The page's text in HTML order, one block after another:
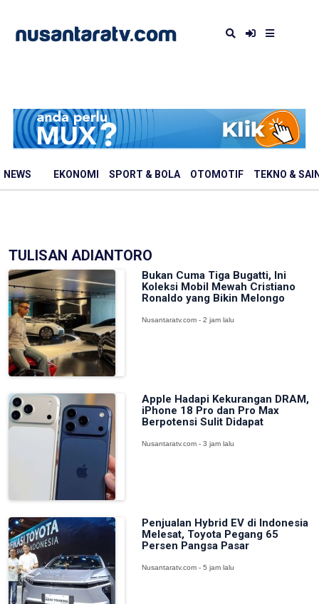
NEWS EKONOMI SPORT & BOLA OTOMOTIF TEKNO &
TULISAN ADIANTORO
Bukan Cuma Tiga Bugatti, Ini
Koleksi Mobil Mewah Cristiano
Ronaldo yang Bikin Melongo
Nusantaratv.com - 2 jam lalu
Apple Hadapi Kekurangan DRAM,
iPhone 18 Pro dan Pro Max
Berpotensi Sulit Didapat
Nusantaratv.com - 3 jam lalu
Penjualan Hybrid EV di Indonesia
Melesat, Toyota Pegang 65
Persen Pangsa Pasar
Nusantaratv.com - 5 jam lalu